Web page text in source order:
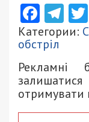
Категории:
обстріл
отримувати